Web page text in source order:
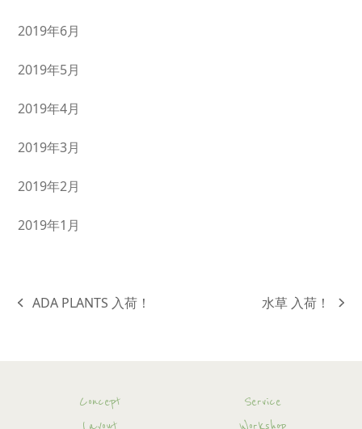
2019年6月
2019年5月
2019年4月
2019年3月
2019年2月
2019年1月
previous
ADA PLANTS 入荷！
next
水草 入荷！
Concept
Service
Layout
Workshop